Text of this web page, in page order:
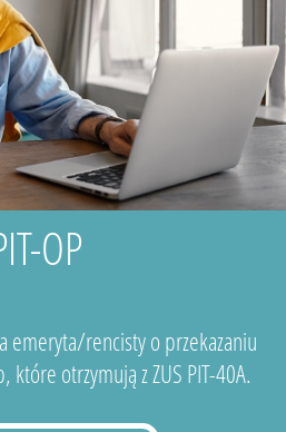
OP
emeryta/rencisty o przekazaniu
otrzymują z ZUS PIT-40A.